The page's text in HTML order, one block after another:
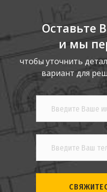
Оставьте
и мы
чтобы уточнить
вариант для